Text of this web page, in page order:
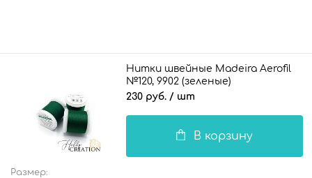
Нитки швейные Madeira Aerofil
№120, 9902 (зеленые)
230 руб. / шт
В корзину
Размер: